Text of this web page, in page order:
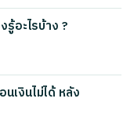
รู้อะไรบ้าง ?
เงินไม่ได้ หลัง